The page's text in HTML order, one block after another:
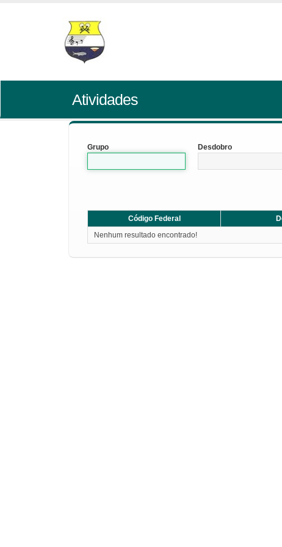
Atividades
Grupo Desdobro
Código Federal
Nenhum resultado encontrado!